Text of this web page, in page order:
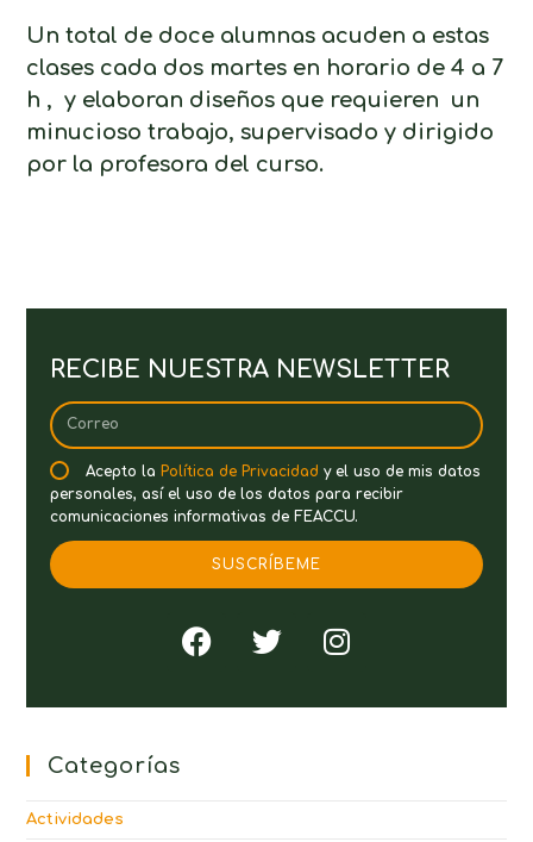
Un total de doce alumnas acuden a estas
clases cada dos martes en horario de 4 a 7
h , y elaboran diseños que requieren un
minucioso trabajo, supervisado y dirigido
por la profesora del curso.
RECIBE NUESTRA NEWSLETTER
Acepto la Política de Privacidad y el uso de mis datos
personales, así el uso de los datos para recibir
comunicaciones informativas de FEACCU.
SUSCRÍBEME
Categorías
Actividades